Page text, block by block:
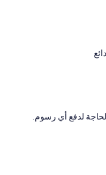
لدفع أي رسوم.